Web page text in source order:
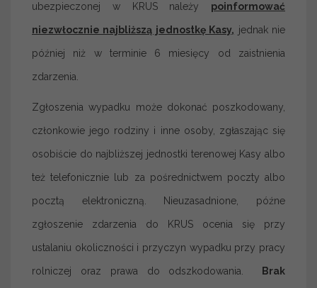
ubezpieczonej w KRUS należy poinformować
niezwłocznie najbliższą jednostkę Kasy, jednak nie
później niż w terminie 6 miesięcy od zaistnienia
zdarzenia.
Zgłoszenia wypadku może dokonać poszkodowany,
członkowie jego rodziny i inne osoby, zgłaszając się
osobiście do najbliższej jednostki terenowej Kasy albo
też telefonicznie lub za pośrednictwem poczty albo
pocztą elektroniczną. Nieuzasadnione, późne
zgłoszenie zdarzenia do KRUS ocenia się przy
ustalaniu okoliczności i przyczyn wypadku przy pracy
rolniczej oraz prawa do odszkodowania. Brak